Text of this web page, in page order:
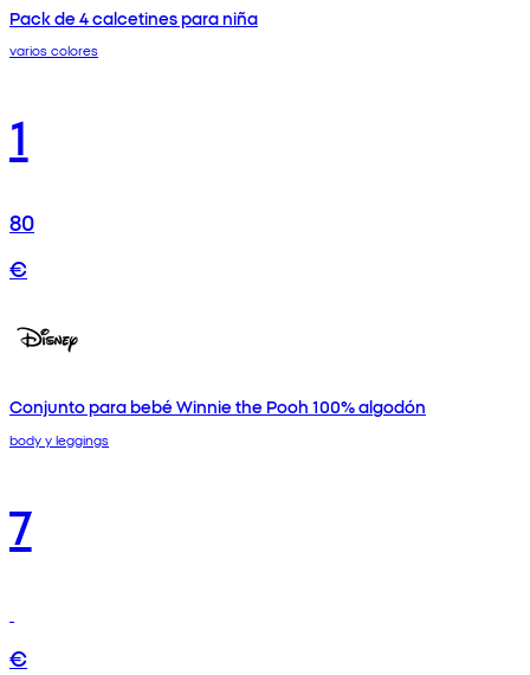
Pack de 4 calcetines para niña
varios colores
1
80
€
Conjunto para bebé Winnie the Pooh 100% algodón
body y leggings
7
€